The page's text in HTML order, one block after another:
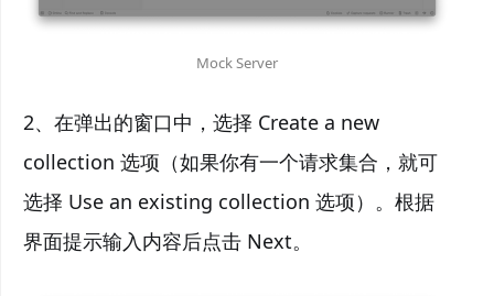
Mock Server
2、在弹出的窗口中，选择 Create a new
collection 选项（如果你有一个请求集合，就可
选择 Use an existing collection 选项）。根据
界面提示输入内容后点击 Next。